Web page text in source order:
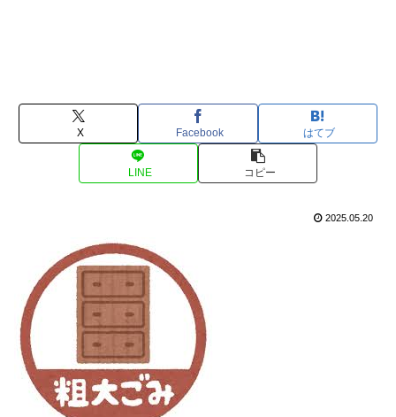
X Facebook はてブ
LINE コピー
2025.05.20